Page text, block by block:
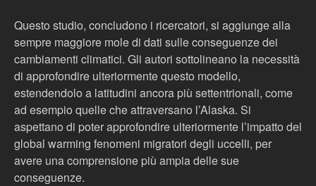
Questo studio, concludono i ricercatori, si aggiunge alla
sempre maggiore mole di dati sulle conseguenze dei
cambiamenti climatici. Gli autori sottolineano la necessità
di approfondire ulteriormente questo modello,
estendendolo a latitudini ancora più settentrionali, come
ad esempio quelle che attraversano l’Alaska. Si
aspettano di poter approfondire ulteriormente l’impatto del
global warming fenomeni migratori degli uccelli, per
avere una comprensione più ampia delle sue
conseguenze.